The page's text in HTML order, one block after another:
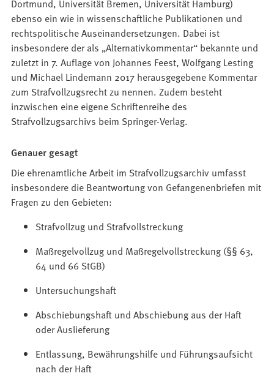
Dortmund, Universität Bremen, Universität Hamburg)
ebenso ein wie in wissenschaftliche Publikationen und
rechtspolitische Auseinandersetzungen. Dabei ist
insbesondere der als „Alternativkommentar“ bekannte und
zuletzt in 7. Auflage von Johannes Feest, Wolfgang Lesting
und Michael Lindemann 2017 herausgegebene Kommentar
zum Strafvollzugsrecht zu nennen. Zudem besteht
inzwischen eine eigene Schriftenreihe des
Strafvollzugsarchivs beim Springer-Verlag.
Genauer gesagt
Die ehrenamtliche Arbeit im Strafvollzugsarchiv umfasst
insbesondere die Beantwortung von Gefangenenbriefen mit
Fragen zu den Gebieten:
Strafvollzug und Strafvollstreckung
Maßregelvollzug und Maßregelvollstreckung (§§ 63,
64 und 66 StGB)
Untersuchungshaft
Abschiebungshaft und Abschiebung aus der Haft
oder Auslieferung
Entlassung, Bewährungshilfe und Führungsaufsicht
nach der Haft